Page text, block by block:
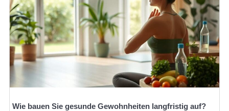
Wie bauen Sie gesunde Gewohnheiten langfristig auf?